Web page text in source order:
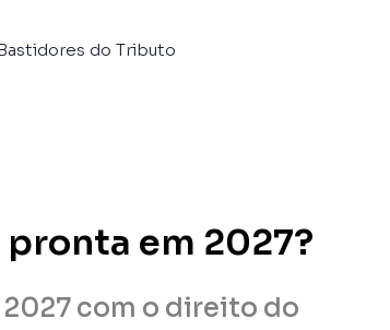
do Tributo
em 2027?
com o direito do